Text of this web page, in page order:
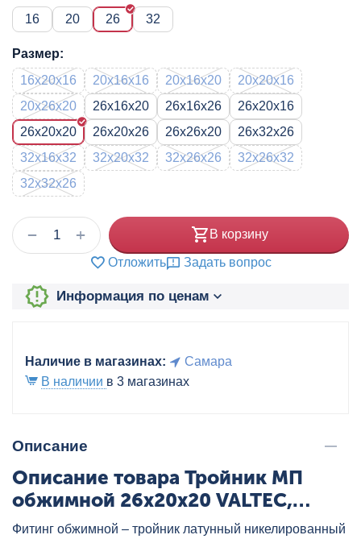
16
20 26 32
Размер:
16x20x16
20x16x16 20x16x20
20x20x16
20x26x20
26x16x20 26x16x26
26x20x16
26x20x20
26x20x26 26x26x20
26x32x26
32x16x32
32x20x32 32x26x26
32x26x32
32x32x26
+
− В корзину
Отложить Задать вопрос
Информация по ценам
Наличие в магазинах:
Самара
В наличии в 3 магазинах
Описание
Описание товара Тройник МП
обжимной 26x20x20 VALTEC,
артикул: VTm.331.N.262020
Фитинг обжимной – тройник латунный никелированный